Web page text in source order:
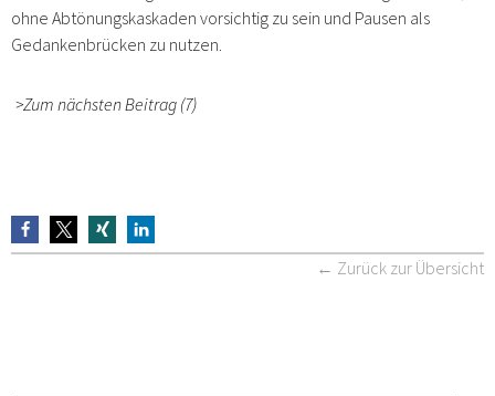
ohne Abtönungskaskaden vorsichtig zu sein und Pausen als
Gedankenbrücken zu nutzen.
>Zum nächsten Beitrag (7)
← Zurück zur Übersicht